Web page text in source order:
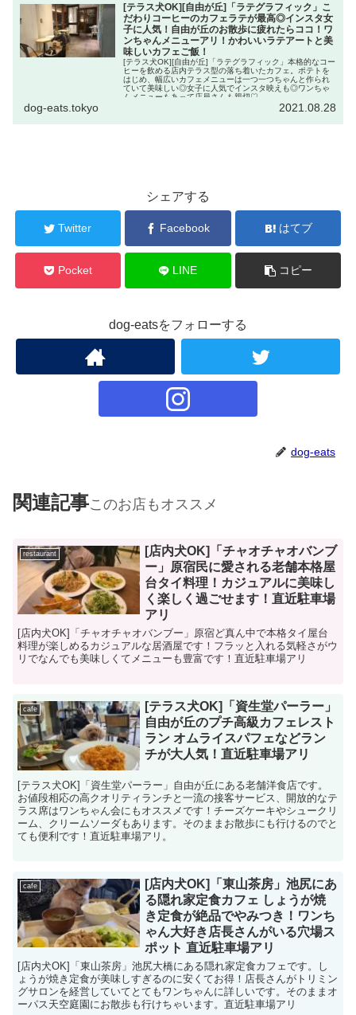
[テラス犬OK][自由が丘]「ラテグラフィック」こ
だわりコーヒーのカフェラテが最高◎インスタ女
子に人気！自由が丘のお散歩に疲れたらココ！ワ
ンちゃんメニューアリ！かわいいラテアートと美
味しいカフェご飯！
[テラス犬OK][自由が丘]「ラテグラフィック」本格的なコー
ヒーを飲める店内テラス型の落ち着いたカフェ。ポテトを
はじめ、幅広いカフェメニューは一つ一つちゃんと作られ
ていて美味しい◎女子に人気でインスタ映えも◎ワンちゃ
んメニューもあって店員さんも親切♡
dog-eats.tokyo 2021.08.28
シェアする
Twitter Facebook はてブ
Pocket LINE コピー
dog-eatsをフォローする
dog-eats
関連記事このお店もオススメ
restaurant
[店内犬OK]「チャオチャオバンブ
ー」原宿民に愛される老舗本格屋
台タイ料理！カジュアルに美味し
く楽しく過ごせます！直近駐車場
アリ
[店内犬OK]「チャオチャオバンブー」原宿ど真ん中で本格タイ屋台
料理が楽しめるカジュアルな居酒屋です！フラッと入れる気軽さがウ
リでなんでも美味しくてメニューも豊富です！直近駐車場アリ
cafe
[テラス犬OK]「資生堂パーラー」
自由が丘のプチ高級カフェレスト
ラン オムライスパフェなどラン
チが大人気！直近駐車場アリ
[テラス犬OK]「資生堂パーラー」自由が丘にある老舗洋食店です。
お値段相応の高クオリティランチと一流の接客サービス、開放的なテ
ラス席はワンちゃん会にもオススメです！チーズケーキやシュークリ
ーム、クリームソーダもあります。そのままお散歩にも行けるのでと
ても便利です！直近駐車場アリ。
cafe
[店内犬OK]「東山茶房」池尻にあ
る隠れ家定食カフェ しょうが焼
き定食が絶品でやみつき！ワンち
ゃん大好き店長さんがいる穴場ス
ポット 直近駐車場アリ
[店内犬OK]「東山茶房」池尻大橋にある隠れ家定食カフェです。し
ょうが焼き定食が美味しすぎるのに安くてお得！店長さんがトリミン
グサロンを経営していてとてもワンちゃんに詳しいです。そのままオ
ーパス天空庭園にお散歩も行けちゃいます。直近駐車場アリ